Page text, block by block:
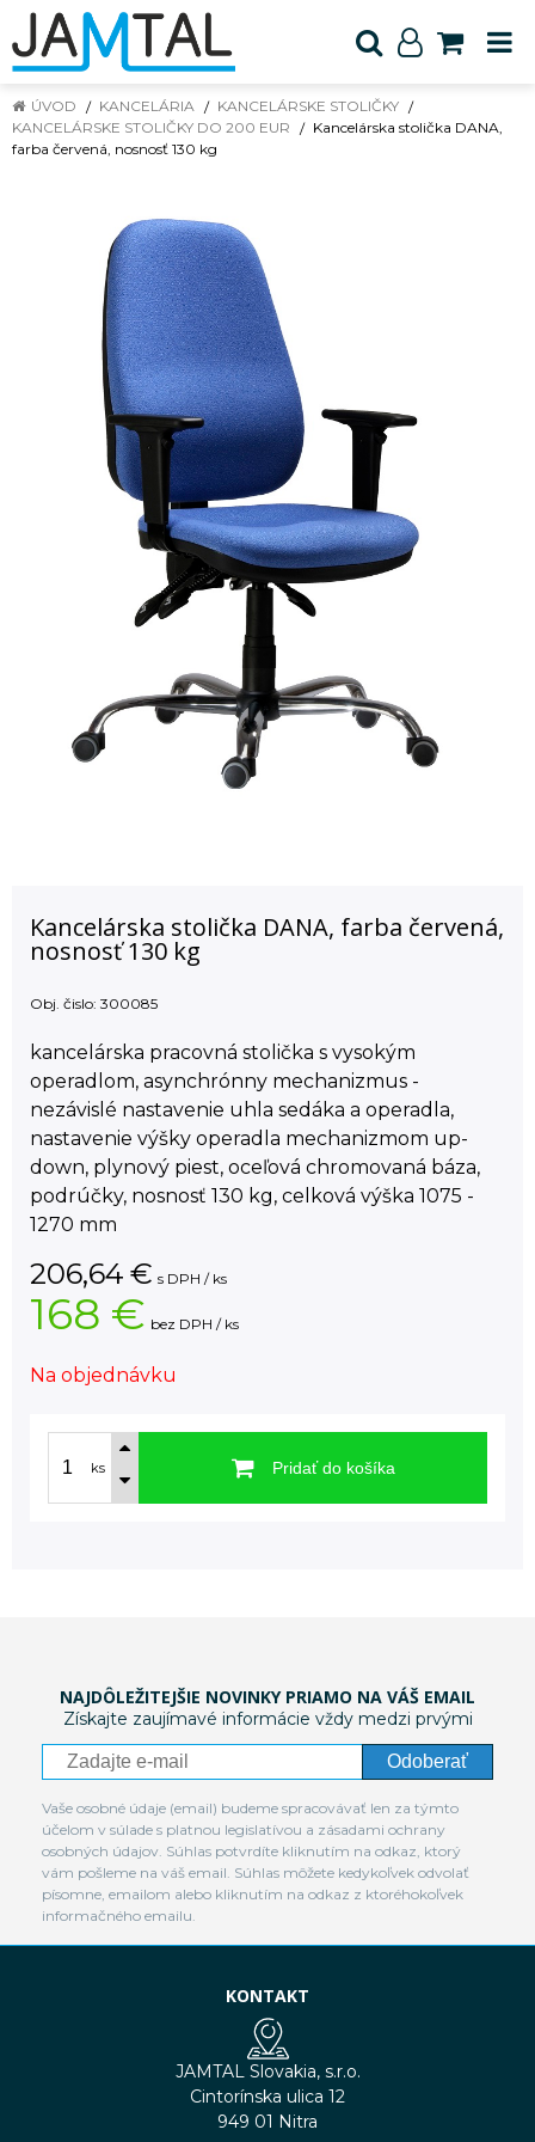
ÚVOD KANCELÁRIA
KANCELÁRSKE STOLIČKY
KANCELÁRSKE STOLIČKY DO 200 EUR
Kancelárska stolička DANA,
farba červená, nosnosť 130 kg
Kancelárska stolička DANA, farba červená,
nosnosť 130 kg
Obj. čislo: 300085
kancelárska pracovná stolička s vysokým
operadlom, asynchrónny mechanizmus -
nezávislé nastavenie uhla sedáka a operadla,
nastavenie výšky operadla mechanizmom up-
down, plynový piest, oceľová chromovaná báza,
podrúčky, nosnosť 130 kg, celková výška 1075 -
1270 mm
206,64 € s DPH / ks
168 € bez DPH / ks
Na objednávku
ks Pridať do košíka
NAJDÔLEŽITEJŠIE NOVINKY PRIAMO NA VÁŠ EMAIL
Získajte zaujímavé informácie vždy medzi prvými
Odoberať
Vaše osobné údaje (email) budeme spracovávať len za týmto
účelom v súlade s platnou legislatívou a zásadami ochrany
osobných údajov. Súhlas potvrdíte kliknutím na odkaz, ktorý
vám pošleme na váš email. Súhlas môžete kedykoľvek odvolať
písomne, emailom alebo kliknutím na odkaz z ktoréhokoľvek
informačného emailu.
KONTAKT
JAMTAL Slovakia, s.r.o.
Cintorínska ulica 12
949 01 Nitra